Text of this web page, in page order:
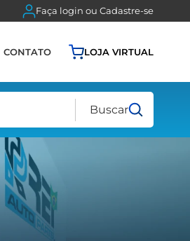
Faça login ou Cadastre-se
CONTATO LOJA VIRTUAL
Buscar